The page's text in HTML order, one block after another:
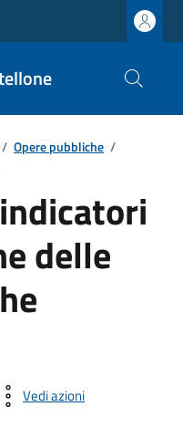
/ Opere pubbliche /
delle
Vedi azioni